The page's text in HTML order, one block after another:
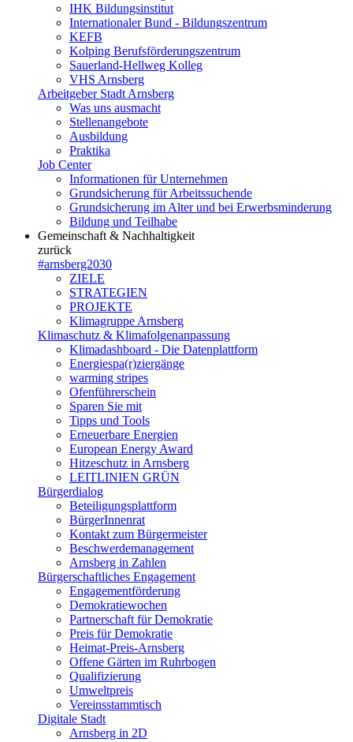
IHK Bildungsinstitut
Internationaler Bund - Bildungszentrum
KEFB
Kolping Berufsförderungszentrum
Sauerland-Hellweg Kolleg
VHS Arnsberg
Arbeitgeber Stadt Arnsberg
Was uns ausmacht
Stellenangebote
Ausbildung
Praktika
Job Center
Informationen für Unternehmen
Grundsicherung für Arbeitssuchende
Grundsicherung im Alter und bei Erwerbsminderung
Bildung und Teilhabe
Gemeinschaft & Nachhaltigkeit
zurück
#arnsberg2030
ZIELE
STRATEGIEN
PROJEKTE
Klimagruppe Arnsberg
Klimaschutz & Klimafolgenanpassung
Klimadashboard - Die Datenplattform
Energiespa(r)ziergänge
warming stripes
Ofenführerschein
Sparen Sie mit
Tipps und Tools
Erneuerbare Energien
European Energy Award
Hitzeschutz in Arnsberg
LEITLINIEN GRÜN
Bürgerdialog
Beteiligungsplattform
BürgerInnenrat
Kontakt zum Bürgermeister
Beschwerdemanagement
Arnsberg in Zahlen
Bürgerschaftliches Engagement
Engagementförderung
Demokratiewochen
Partnerschaft für Demokratie
Preis für Demokratie
Heimat-Preis-Arnsberg
Offene Gärten im Ruhrbogen
Qualifizierung
Umweltpreis
Vereinsstammtisch
Digitale Stadt
Arnsberg in 2D